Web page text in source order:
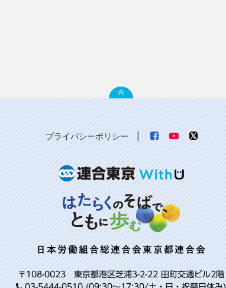
プライバシーポリシー
日本労働組合総連合会東京都連合会
〒108-0023 東京都港区芝浦3-2-22 田町交通ビル2階